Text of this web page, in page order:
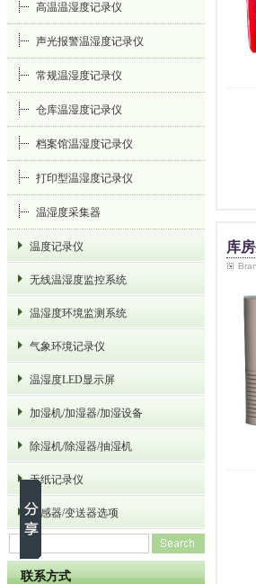
高温温湿度记录仪
声光报警温湿度记录仪
常规温湿度记录仪
仓库温湿度记录仪
档案馆温湿度记录仪
打印型温湿度记录仪
温湿度采集器
温度记录仪
无线温湿度监控系统
温湿度环境监测系统
气象环境记录仪
温湿度LED显示屏
加湿机/加湿器/加湿设备
除湿机/除湿器/抽湿机
无纸记录仪
传感器/变送器选项
联系方式
库